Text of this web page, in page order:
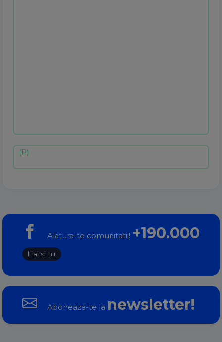
Alatura-te comunitatii! +190.000
Hai si tu!
Aboneaza-te la newsletter!